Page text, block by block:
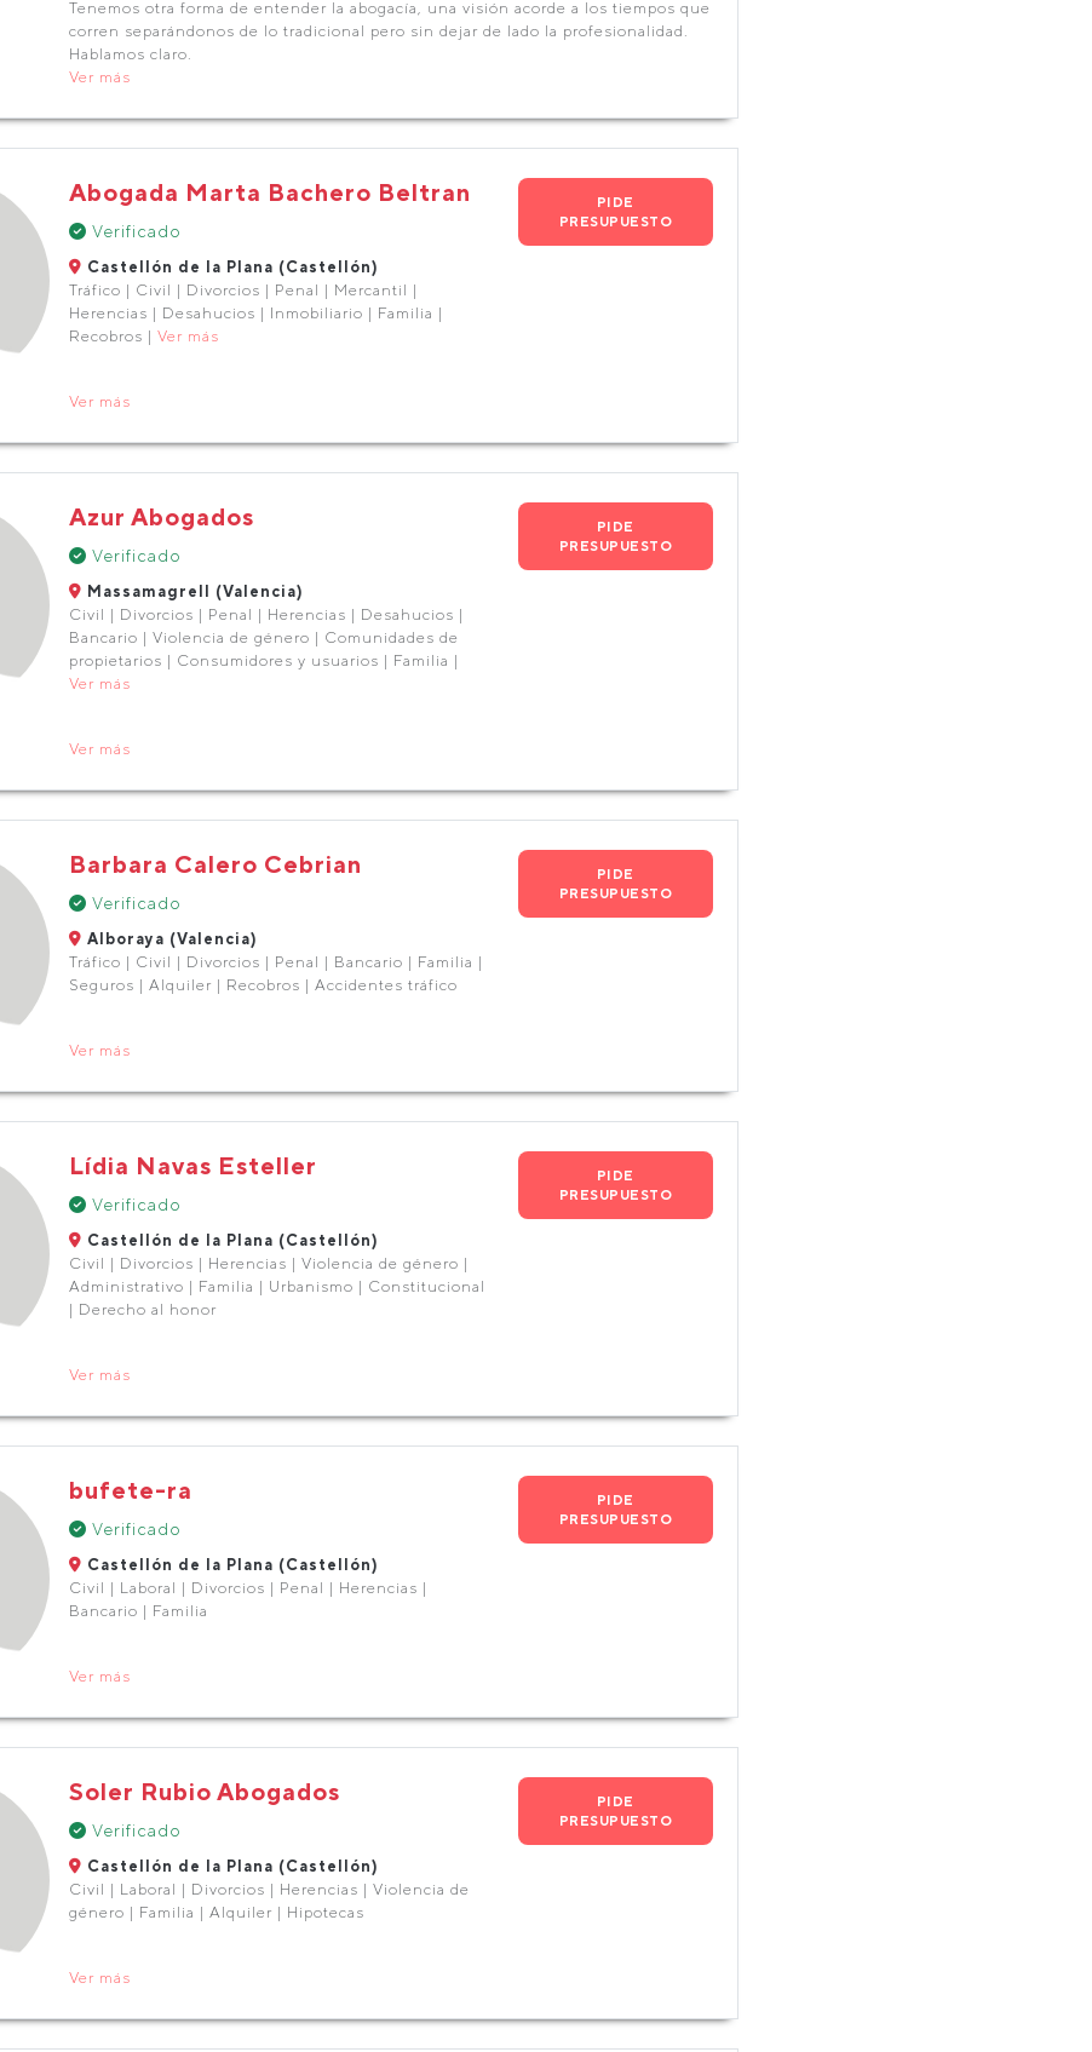
Tenemos otra forma de entender la abogacía, una visión acorde a los tiempos que
corren separándonos de lo tradicional pero sin dejar de lado la profesionalidad.
Hablamos claro.
Ver más
Abogada Marta Bachero Beltran
Verificado
Castellón de la Plana (Castellón)
Tráfico | Civil | Divorcios | Penal | Mercantil |
Herencias | Desahucios | Inmobiliario | Familia |
Recobros | Ver más
PIDE
PRESUPUESTO
Ver más
Azur Abogados
Verificado
Massamagrell (Valencia)
Civil | Divorcios | Penal | Herencias | Desahucios |
Bancario | Violencia de género | Comunidades de
propietarios | Consumidores y usuarios | Familia |
Ver más
PIDE
PRESUPUESTO
Ver más
Barbara Calero Cebrian
Verificado
Alboraya (Valencia)
Tráfico | Civil | Divorcios | Penal | Bancario | Familia |
Seguros | Alquiler | Recobros | Accidentes tráfico
PIDE
PRESUPUESTO
Ver más
Lídia Navas Esteller
Verificado
Castellón de la Plana (Castellón)
Civil | Divorcios | Herencias | Violencia de género |
Administrativo | Familia | Urbanismo | Constitucional
| Derecho al honor
PIDE
PRESUPUESTO
Ver más
bufete-ra
Verificado
Castellón de la Plana (Castellón)
Civil | Laboral | Divorcios | Penal | Herencias |
Bancario | Familia
PIDE
PRESUPUESTO
Ver más
Soler Rubio Abogados
Verificado
Castellón de la Plana (Castellón)
Civil | Laboral | Divorcios | Herencias | Violencia de
género | Familia | Alquiler | Hipotecas
PIDE
PRESUPUESTO
Ver más